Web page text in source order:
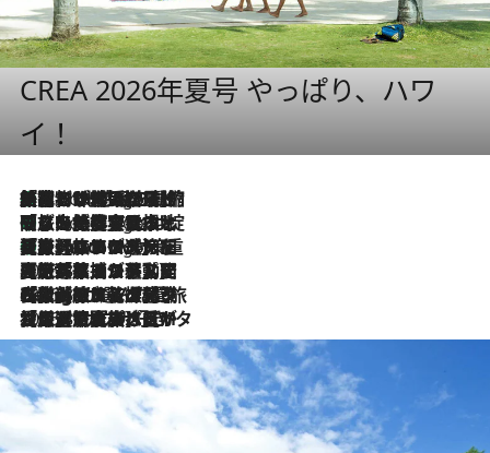
CREA 2026年夏号 やっぱり、ハワ
イ！
4 Hours Ago
「荷物が増えるほど旅ストレスは増す」美容ジャーナリストがたどり着いた最終結論。“化粧品を劇的に減らす”感動の凝縮美容とは
4 Hours Ago
「旅先には金髪ウィッグを持参」日本と同じメイクでは損してる!? 美容ジャーナリストが提案する“掟破りの旅美容”とは
4 Hours Ago
【厳選旅コスメ】「身軽さ＆UV対策重視！」ヘアアーティストshucoが選んだ夏旅ベストコスメを発表【Mサイズジップ】
2026.8.5
【厳選旅コスメ】国内をあちこち移動する河井菜摘が選んだ夏旅ベストコスメ発表！「リラックスアイテムはマスト」【Mサイズジップ】
2026.8.4
【厳選旅コスメ】「紫外線＆乾燥対策しながらメイク感も！」ヘア＆メイクGeorgeが選んだ夏旅ベストコスメを発表！【Mサイズジップ】
2026.8.3
【厳選旅コスメ】「保湿もタイパ重視！」“サウナ好き”タレント清水みさとが愛用する夏旅ベストコスメを発表！【Mサイズジップ】